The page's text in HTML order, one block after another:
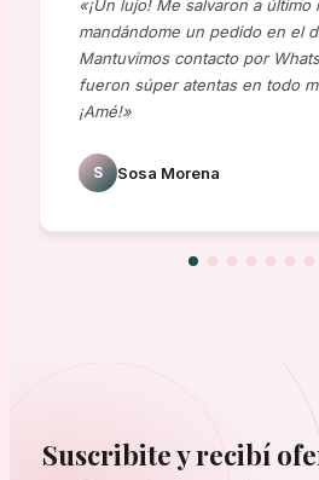
«¡Un lujo! Me salvaron a último
mandándome un pedido en el
Mantuvimos contacto por
fueron súper atentas en todo
¡Amé!»
S Sosa Morena
Suscribite y recibí